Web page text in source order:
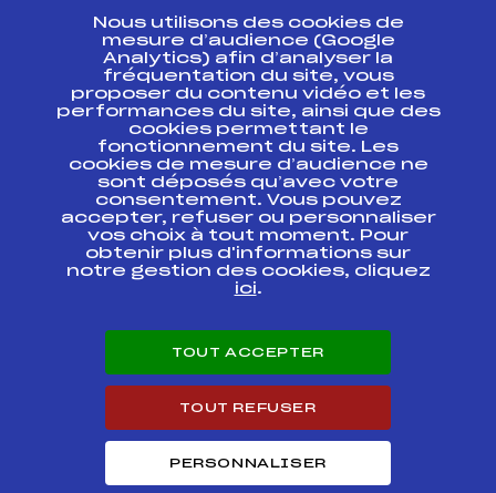
ESPACE PRESSE
Ressources
Pass’Neige
Projet sportif fédéral
Projet de performance fédéral
Antidopage
Pôle Développement, Formation, Suivi
Scientifique
Listes ministérielles
Pôle vie de l’athlète
Carrières
Nous utilisons des cookies de
mesure d’audience (Google
Analytics) afin d’analyser la
fréquentation du site, vous
proposer du contenu vidéo et les
performances du site, ainsi que des
cookies permettant le
fonctionnement du site. Les
cookies de mesure d’audience ne
sont déposés qu’avec votre
consentement. Vous pouvez
accepter, refuser ou personnaliser
vos choix à tout moment. Pour
obtenir plus d'informations sur
notre gestion des cookies, cliquez
ici.
TOUT ACCEPTER
TOUT REFUSER
PERSONNALISER